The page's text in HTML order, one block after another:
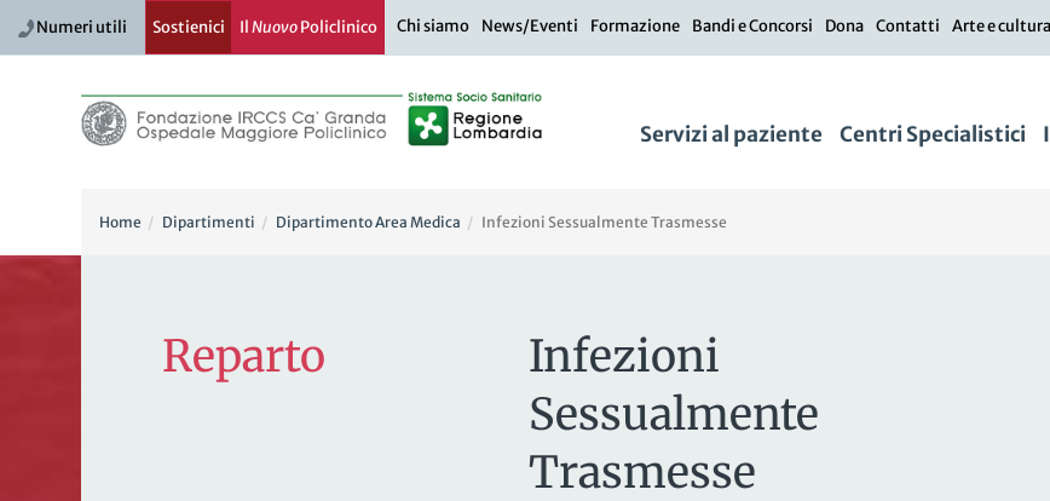
Numeri utili Sostienici IlNuovoPoliclinico Chi siamo News/Eventi Formazione Bandi e Concorsi Dona Contatti Arte e cultura
Servizi al paziente Centri Specialistici
Home Dipartimenti Dipartimento Area Medica Infezioni Sessualmente Trasmesse
Reparto
Infezioni
Sessualmente
Trasmesse